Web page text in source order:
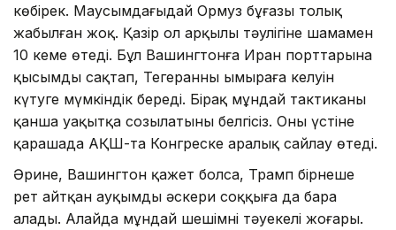
көбірек. Маусымдағыдай Ормуз бұғазы толық
жабылған жоқ. Қазір ол арқылы тәулігіне шамамен
10 кеме өтеді. Бұл Вашингтонға Иран порттарына
қысымды сақтап, Тегеранның ымыраға келуін
күтуге мүмкіндік береді. Бірақ мұндай тактиканың
қанша уақытқа созылатыны белгісіз. Оның үстіне
қарашада АҚШ-та Конгреске аралық сайлау өтеді.
Әрине, Вашингтон қажет болса, Трамп бірнеше
рет айтқан ауқымды әскери соққыға да бара
алады. Алайда мұндай шешімнің тәуекелі жоғары.